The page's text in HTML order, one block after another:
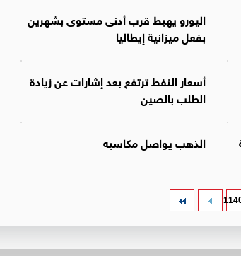
اليورو يهبط قرب أدنى مستوى بشهرين
بفعل ميزانية إيطاليا
أسعار النفط ترتفع بعد إشارات عن زيادة
الطلب بالصين
الذهب يواصل مكاسبه